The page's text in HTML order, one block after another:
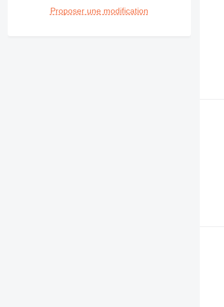
Proposer une modification